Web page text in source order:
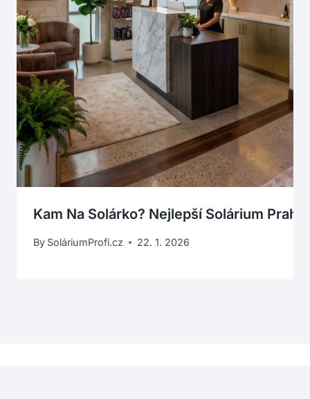
Kam Na Solárko? Nejlepší Solárium
By SoláriumProfi.cz 22. 1. 2026